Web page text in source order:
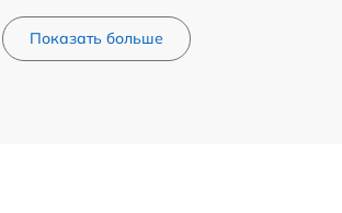
Показать больше